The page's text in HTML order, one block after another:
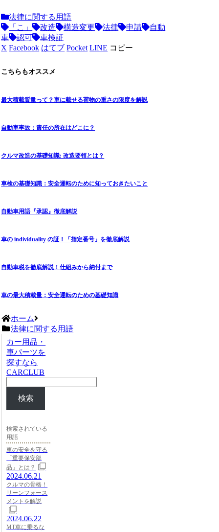
法律に関する用語
「こ」
改造 構造変更 法律 申請
自動
車
認可
車検証
X Facebook はてブ Pocket LINE コピー
こちらもオススメ
最大積載質量って？車に載せる荷物の重さの限度を解説
自動車事故：責任の所在はどこに？
クルマ改造の基礎知識: 改造要領とは？
車検の基礎知識：安全運転のために知っておきたいこと
自動車用語『承認』徹底解説
車の individuality の証！「指定番号」を徹底解説
自動車税を徹底解説！仕組みから納付まで
車の最大積載量：安全運転のための基礎知識
ホーム
法律に関する用語
カー用品・
車パーツを
探すなら
CARCLUB
検索
検索されている
用語
車の安全を守る
「重要保安部
品」とは？
2024.06.21
クルマの骨格！
リーンフォース
メントを解説
2024.06.22
MT車に乗るな